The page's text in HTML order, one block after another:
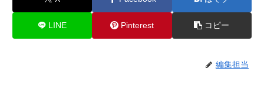
LINE Pinterest コピー
編集担当